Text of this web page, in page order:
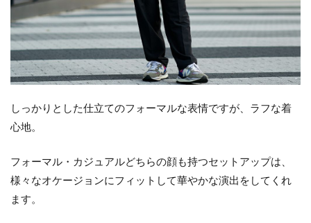
しっかりとした仕立てのフォーマルな表情ですが、ラフな着
心地。
フォーマル・カジュアルどちらの顔も持つセットアップは、
様々なオケージョンにフィットして華やかな演出をしてくれ
ます。